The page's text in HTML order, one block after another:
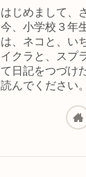
はじめまして、
今、小学校３年
は、ネコと、い
イクラと、スプ
て日記をつづけ
読んでください。